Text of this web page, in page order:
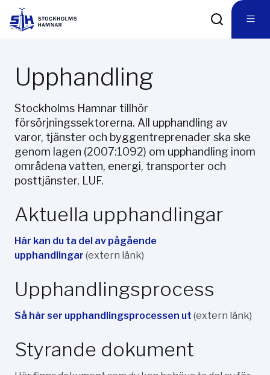
Upphandling
Stockholms Hamnar tillhör
försörjningssektorerna. All upphandling av
varor, tjänster och byggentreprenader ska ske
genom lagen (2007:1092) om upphandling inom
områdena vatten, energi, transporter och
posttjänster, LUF.
Aktuella upphandlingar
Här kan du ta del av pågående
upphandlingar (extern länk)
Upphandlingsprocess
Så här ser upphandlingsprocessen ut (extern länk)
Styrande dokument